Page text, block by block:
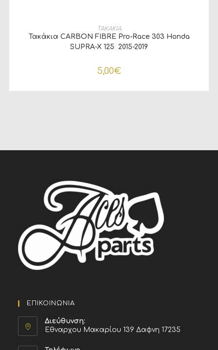
ΠΡΟΣΘΉΚΗ ΣΤΟ ΚΑΛΆΘΙ
ΤΑΚΑΚΙΑ
Τακάκια CARBON FIBRE Pro-Race 303 Honda
SUPRA-X 125 2015-2019
5,00€
ΕΠΙΚΟΙΝΩΝΙΑ
Διεύθυνση:
Εθναρχου Μακαρίου 139 Δαφνη 17235